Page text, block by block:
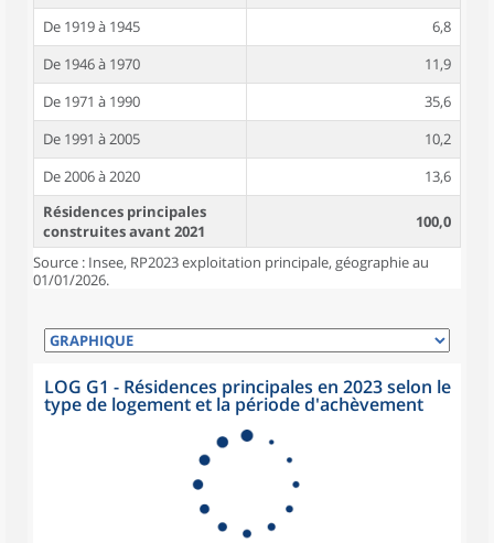
De 1919 à 1945
6,8
De 1946 à 1970
11,9
De 1971 à 1990
35,6
De 1991 à 2005
10,2
De 2006 à 2020
13,6
Résidences principales
construites avant 2021
100,0
Source : Insee, RP2023 exploitation principale, géographie au
01/01/2026.
LOG G1 - Résidences principales en 2023 selon le
type de logement et la période d'achèvement